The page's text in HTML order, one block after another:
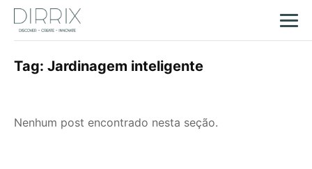
Tag: Jardinagem inteligente
Nenhum post encontrado nesta seção.